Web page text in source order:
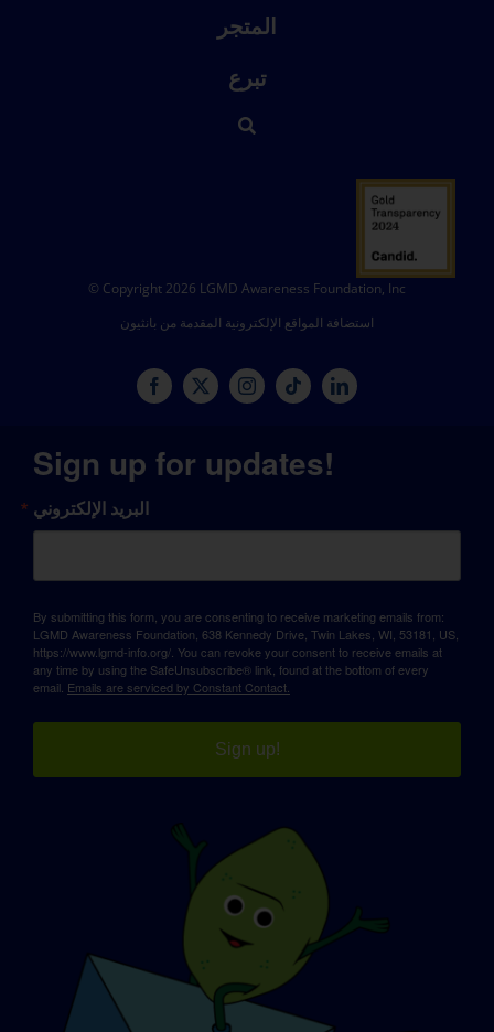
المتجر
تبرع
© Copyright 2026 LGMD Awareness Foundation, Inc
استضافة المواقع الإلكترونية المقدمة من بانثيون
Sign up for updates!
البريد الإلكتروني
By submitting this form, you are consenting to receive marketing emails from:
LGMD Awareness Foundation, 638 Kennedy Drive, Twin Lakes, WI, 53181, US,
https://www.lgmd-info.org/. You can revoke your consent to receive emails at
any time by using the SafeUnsubscribe® link, found at the bottom of every
email. Emails are serviced by Constant Contact.
Sign up!